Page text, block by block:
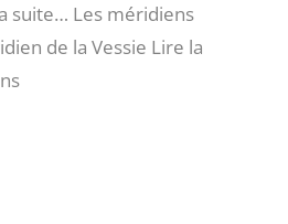
suite… Les méridiens
de la Vessie Lire la